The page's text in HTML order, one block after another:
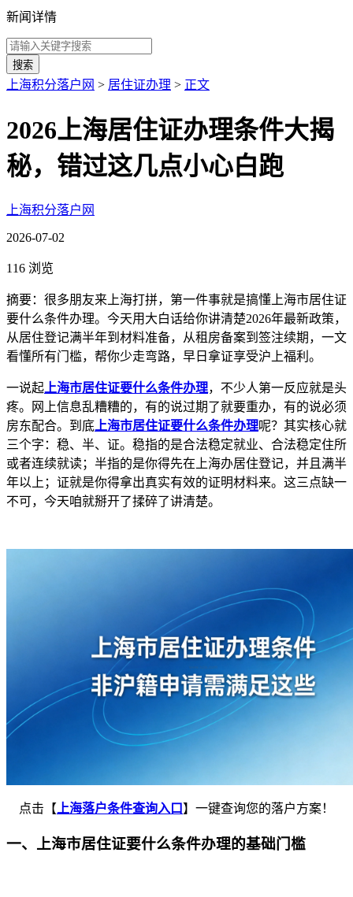
新闻详情
搜索
上海积分落户网 > 居住证办理 > 正文
2026上海居住证办理条件大揭
秘，错过这几点小心白跑
上海积分落户网
2026-07-02
116 浏览
摘要：很多朋友来上海打拼，第一件事就是搞懂上海市居住证
要什么条件办理。今天用大白话给你讲清楚2026年最新政策，
从居住登记满半年到材料准备，从租房备案到签注续期，一文
看懂所有门槛，帮你少走弯路，早日拿证享受沪上福利。
一说起 上海市居住证要什么条件办理，不少人第一反应就是头
疼。网上信息乱糟糟的，有的说过期了就要重办，有的说必须
房东配合。到底 上海市居住证要什么条件办理呢？其实核心就
三个字：稳、半、证。稳指的是合法稳定就业、合法稳定住所
或者连续就读；半指的是你得先在上海办居住登记，并且满半
年以上；证就是你得拿出真实有效的证明材料来。这三点缺一
不可，今天咱就掰开了揉碎了讲清楚。
点击【 上海落户条件查询入口 】一键查询您的落户方案！
一、上海市居住证要什么条件办理的基础门槛